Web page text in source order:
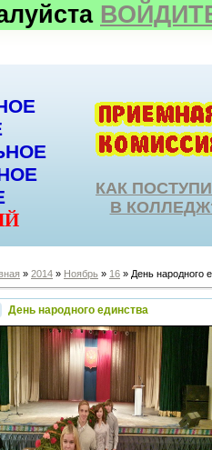
КАК
В
» 2014 » Ноябрь » 16 » День народного
День народного единства